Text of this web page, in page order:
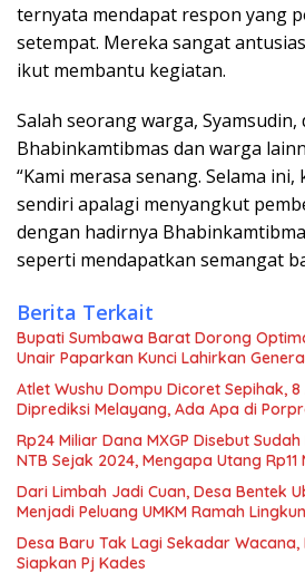
ternyata mendapat respon yang
setempat. Mereka sangat
ikut membantu kegiatan.
Salah seorang warga, Syamsudin,
Bhabinkamtibmas dan warga
“Kami merasa senang. Selama
sendiri apalagi menyangkut
dengan hadirnya
seperti mendapatkan semangat
Berita Terkait
Bupati Sumbawa Barat Dorong
Unair Paparkan Kunci Lahirkan
Atlet Wushu Dompu Dicoret Sepihak,
Diprediksi Melayang, Ada Apa di
Rp24 Miliar Dana MXGP Disebut
NTB Sejak 2024, Mengapa Utang
Dari Limbah Jadi Cuan, Desa Bentek
Menjadi Peluang UMKM Ramah
Desa Baru Tak Lagi Sekadar Wacana,
Siapkan Pj Kades